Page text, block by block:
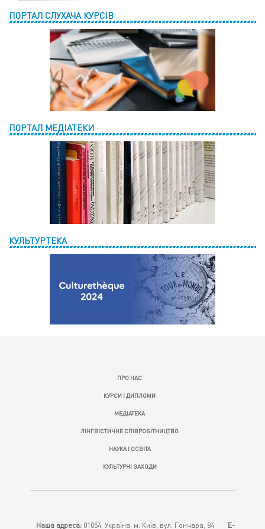
ПОРТАЛ СЛУХАЧА КУРСІВ
ПОРТАЛ МЕДІАТЕКИ
КУЛЬТУРТЕКА
ПРО НАС
КУРСИ І ДИПЛОМИ
МЕДІАТЕКА
ЛІНГВІСТИЧНЕ СПІВРОБІТНИЦТВО
НАУКА І ОСВІТА
КУЛЬТУРНІ ЗАХОДИ
Наша адреса: 01054, Україна, м. Київ, вул. Гончара, 84 E-